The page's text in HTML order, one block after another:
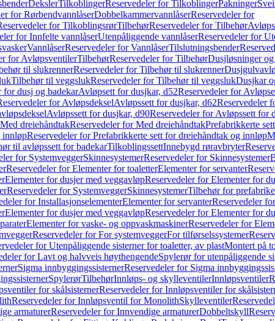
DekslerTilkoblingerReservedeler for TilkoblingerPakninger
for RørbendvannlåserDobbelkammervannlåserReservedeler for
for TilkoblingsrørTilbehørReservedeler for Tilbehør
for Innfelte vannlåserUtenpåliggende vannlåserReservedeler for
VannlåserReservedeler for VannlåserTilslutningsbender
for AvløpsventilerTilbehørReservedeler for TilbehørDusjløsninger
til slukrennerReservedeler for Tilbehør til slukrenner
Tilbehør til veggslukReservedeler for Tilbehør til veggslukDusjkar
dusj og badekarAvløpsett for dusjkar, d52Reservedeler for
for AvløpsdekselAvløpssett for dusjkar, d62Reservedeler
Avløpssett for dusjkar, d90Reservedeler for Avløpssett for
Med dreiehåndtakReservedeler for Med dreiehåndtakPrefabrikkerte
innløpReservedeler for Prefabrikkerte sett for dreiehåndtak og innløp
til avløpssett for badekarTilkoblingssettInnebygd røravbryter
for SystemveggerSkinnesystemerReservedeler for Skinnesystemer
Reservedeler for Elementer for toaletterElementer for servanter
Elementer for dusjer med veggavløpReservedeler for Elementer for
Reservedeler for SystemveggerSkinnesystemerTilbehør for
for InstallasjonselementerElementer for servanterReservedeler
Elementer for dusjer med veggavløpReservedeler for Elementer for
Elementer for vaske- og oppvaskmaskinerReservedeler for
Reservedeler for For systemveggerFor tilførselssystemer
for Utenpåliggende sisterner for toaletter, av plastMontert på
for Lavt og halvveis høythengendeSpylerør for utenpåliggende
Sigma innbyggingssisternerReservedeler for Sigma
SpylerørTilbehørInnløps- og skylleventilerInnløpsventiler
for skålsisternerReservedeler for Innløpsventiler for
Reservedeler for Innløpsventil for MonolithSkylleventiler
armaturerReservedeler for Innvendige armaturerDobbeltskyll